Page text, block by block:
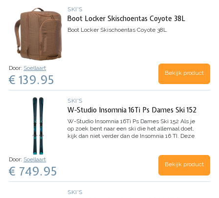
SKI'S
Boot Locker Skischoentas Coyote 38L
Boot Locker Skischoentas Coyote 38L
Door: Soellaart
€ 139.95 Bekijk product
SKI'S
W-Studio Insomnia 16Ti Ps Dames Ski 152
W-Studio Insomnia 16Ti Ps Dames Ski 152 Als je
op zoek bent naar een ski die het allemaal doet,
kijk dan niet verder dan de Insomnia 16 TI. Deze
Door: Soellaart
€ 749.95 Bekijk product
SKI'S